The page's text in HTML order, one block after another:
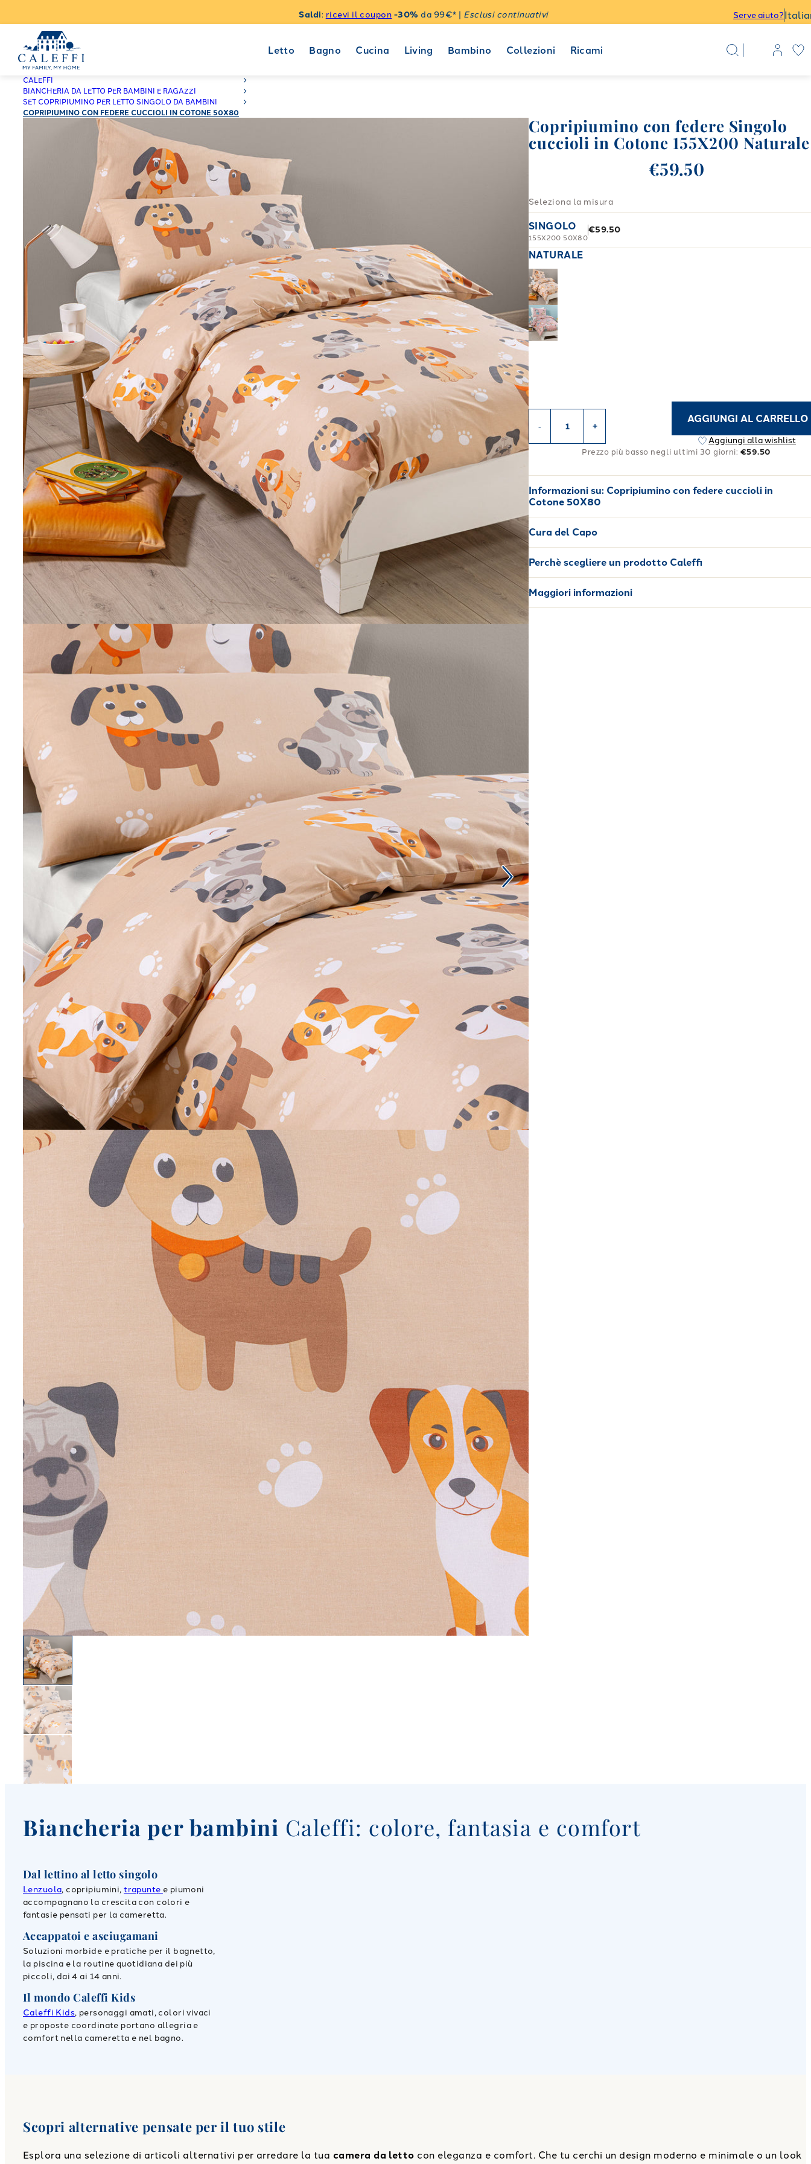
Saldi: ricevi il coupon -30% da 99€* | Esclusi continuativi Serve aiuto?
Letto Bagno Cucina Living Bambino Collezioni Ricami
CALEFFI
BIANCHERIA DA LETTO PER BAMBINI E RAGAZZI
SET COPRIPIUMINO PER LETTO SINGOLO DA BAMBINI
COPRIPIUMINO CON FEDERE CUCCIOLI IN COTONE 50X80
Copripiumino con federe Singolo
cuccioli in Cotone 155X200 Naturale
€59.50
Seleziona la misura
SINGOLO
155X200 50X80
€59.50
NATURALE
- +
AGGIUNGI AL CARRELLO
Aggiungi alla wishlist
Prezzo più basso negli ultimi 30 giorni: €59.50
Informazioni su: Copripiumino con federe cuccioli in
Cotone 50X80
Cura del Capo
Perchè scegliere un prodotto Caleffi
Maggiori informazioni
Biancheria per bambini Caleffi: colore, fantasia e comfort
Dal lettino al letto singolo
Lenzuola, copripiumini,trapunte e piumoni
accompagnano la crescita con colori e
fantasie pensati per la cameretta.
Accappatoi e asciugamani
Soluzioni morbide e pratiche per il bagnetto,
la piscina e la routine quotidiana dei più
piccoli, dai 4 ai 14 anni.
Il mondo Caleffi Kids
Caleffi Kids, personaggi amati, colori vivaci
e proposte coordinate portano allegria e
comfort nella cameretta e nel bagno.
Scopri alternative pensate per il tuo stile
Esplora una selezione di articoli alternativi per arredare la tua camera da letto con eleganza e comfort. Che tu cerchi un design moderno e minimale o un look